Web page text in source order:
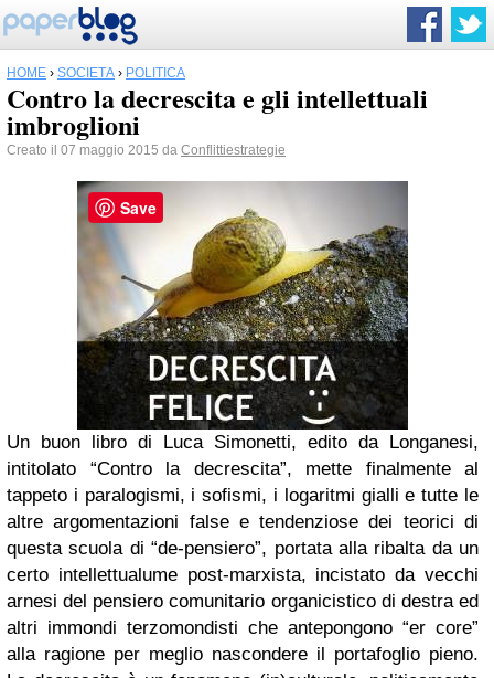
HOME › SOCIETÀ › POLITICA
Contro la decrescita e gli intellettuali
imbroglioni
Creato il 07 maggio 2015 da Conflittiestrategie
Un buon libro di Luca Simonetti, edito da Longanesi,
intitolato “Contro la decrescita”, mette finalmente al
tappeto i paralogismi, i sofismi, i logaritmi gialli e tutte le
altre argomentazioni false e tendenziose dei teorici di
questa scuola di “de-pensiero”, portata alla ribalta da un
certo intellettualume post-marxista, incistato da vecchi
arnesi del pensiero comunitario organicistico di destra ed
altri immondi terzomondisti che antepongono “er core”
alla ragione per meglio nascondere il portafoglio pieno.
Save